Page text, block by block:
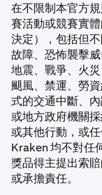
在不限制本官方
賽活動或競賽實
決定），包括但
故障、恐怖襲擊
地震、戰爭、火
颶風、禁運、勞
式的交通中斷、
或地方政府機關
或其他行動，或
Kraken 均不對任
獎品得主提出索
或承擔責任。